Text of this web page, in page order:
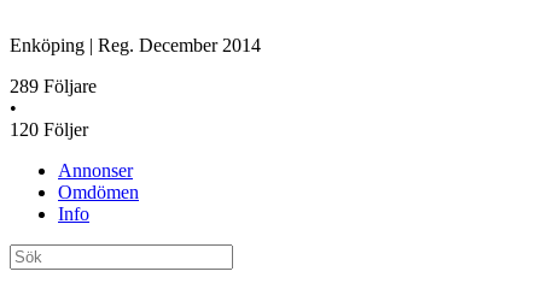
Enköping Reg. December 2014
289 Följare
•
120 Följer
Annonser
Omdömen
Info